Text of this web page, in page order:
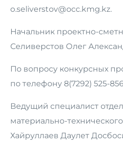
o.seliverstov@occ.kmg.kz.
Начальник проектно-
Селиверстов Олег
По вопросу конкурсных
по телефону 8(7292) 525-
Ведущий специалист
материально-
Хайруллаев Даулет